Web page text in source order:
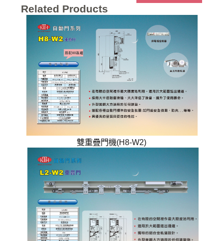
Related Products
雙重疊門機(H8-W2)